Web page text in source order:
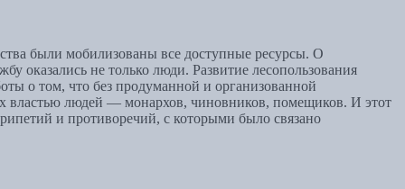
были мобилизованы все доступные ресурсы. О
оказались не только люди. Развитие лесопользования
о том, что без продуманной и организованной
властью людей — монархов, чиновников, помещиков. И этот
и противоречий, с которыми было связано